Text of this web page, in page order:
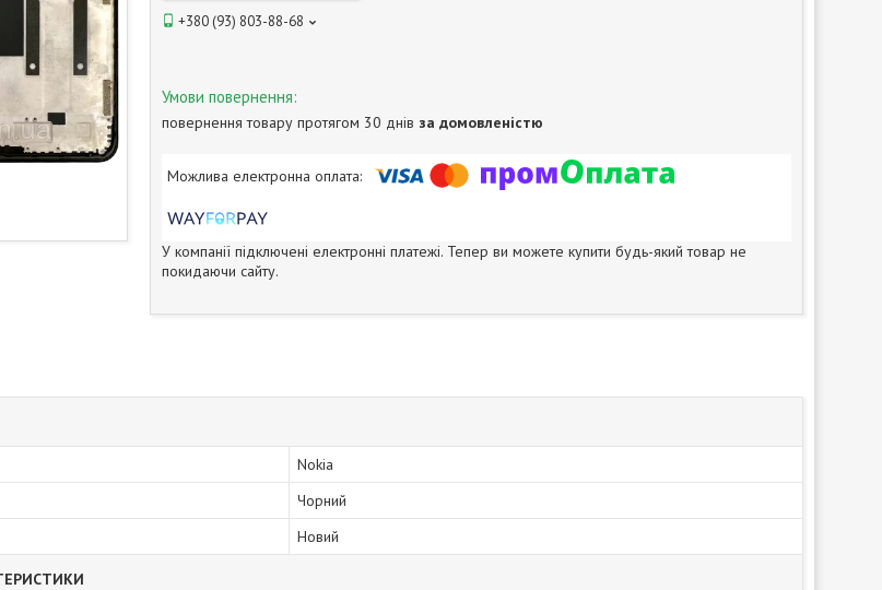
+380 (93) 803-88-68
повернення товару протягом 30 днів за домовленістю
У компанії підключені електронні платежі. Тепер ви можете купити будь-який товар не
покидаючи сайту.
Nokia
Чорний
Новий